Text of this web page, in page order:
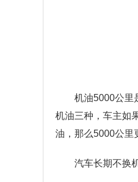
机油5000公里
机油三种，车主如
油，那么5000公里
汽车长期不换